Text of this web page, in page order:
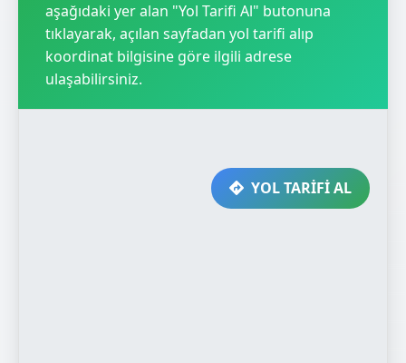
aşağıdaki yer alan "Yol Tarifi Al" butonuna
tıklayarak, açılan sayfadan yol tarifi alıp
koordinat bilgisine göre ilgili adrese
ulaşabilirsiniz.
YOL TARİFİ AL